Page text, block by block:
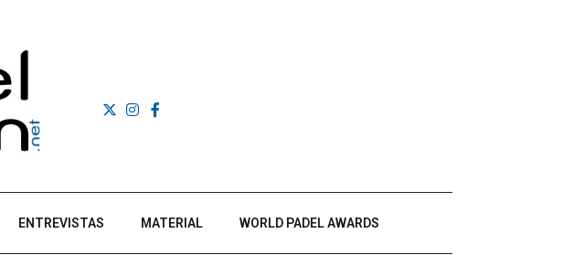
ENTREVISTAS MATERIAL WORLD PADEL AWARDS